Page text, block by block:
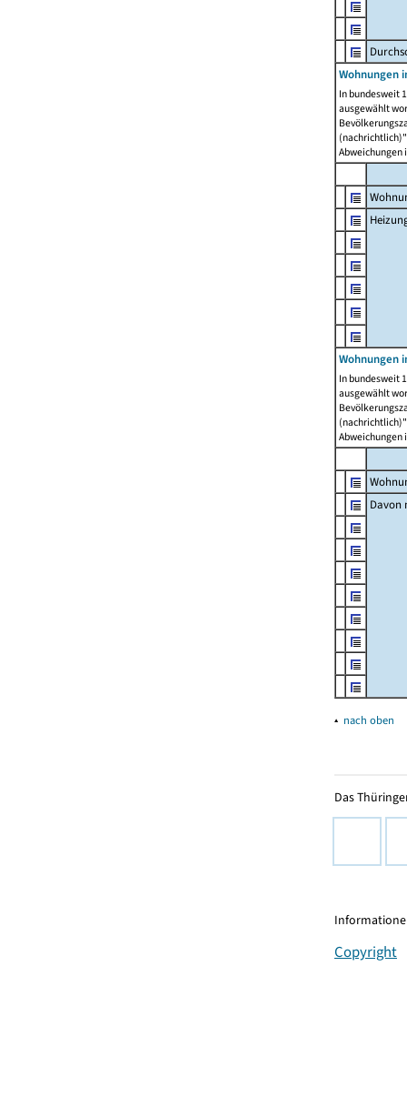
Wohnungen
In bundesweit
ausgewählt
Abweichungen
Wohnungen
In bundesweit
ausgewählt
Abweichungen
Davon
▴ nach oben
Das
Copyright